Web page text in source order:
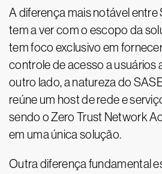
A diferença mais notável entre
tem a ver com o escopo da
tem foco exclusivo em
controle de acesso a usuários
outro lado, a natureza do
reúne um host de rede e
sendo o Zero Trust Network
em uma única solução.
Outra diferença fundamental